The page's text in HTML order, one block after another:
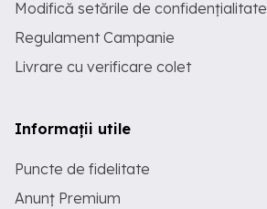
Modifică setările de confidențialitate
Regulament Campanie
Livrare cu verificare colet
Informații utile
Puncte de fidelitate
Anunț Premium